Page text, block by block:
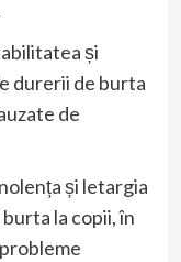
și
durerii de burta
de
și letargia
la copii, în